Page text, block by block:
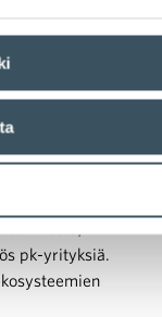
ja kodintekstiilit,
ovat laatineet
TKI-
pk-yrityksiä.